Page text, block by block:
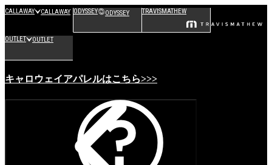
CALLAWAY CALLAWAY ODYSSEY ODYSSEY TRAVISMATHEW
OUTLET OUTLET
キャロウェイアパレルはこちら>>>